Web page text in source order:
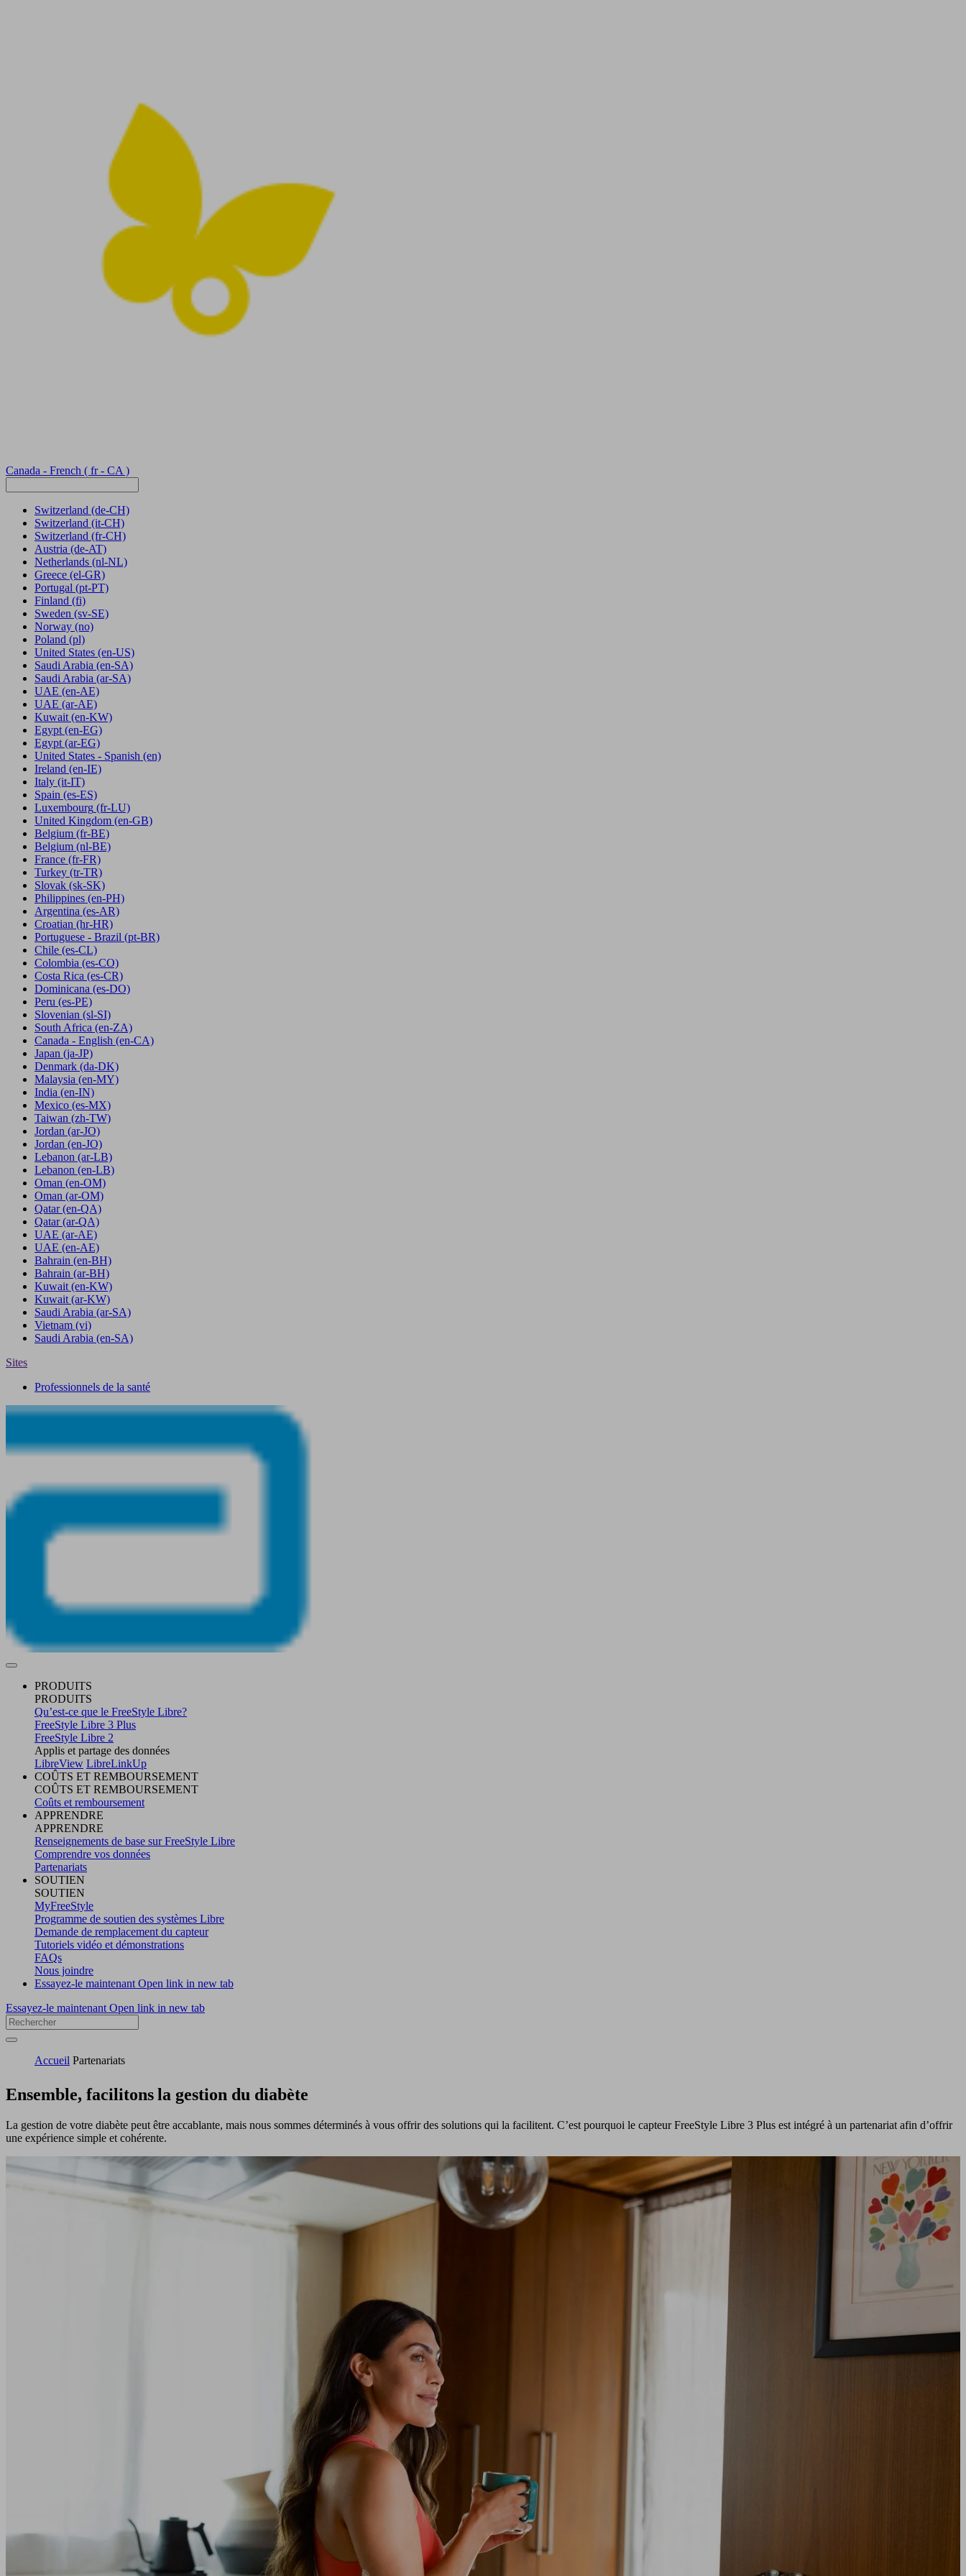
Canada - French ( fr - CA )
Switzerland (de-CH)
Switzerland (it-CH)
Switzerland (fr-CH)
Austria (de-AT)
Netherlands (nl-NL)
Greece (el-GR)
Portugal (pt-PT)
Finland (fi)
Sweden (sv-SE)
Norway (no)
Poland (pl)
United States (en-US)
Saudi Arabia (en-SA)
Saudi Arabia (ar-SA)
UAE (en-AE)
UAE (ar-AE)
Kuwait (en-KW)
Egypt (en-EG)
Egypt(ar-EG)
United States - Spanish (en)
Ireland (en-IE)
Italy (it-IT)
Spain (es-ES)
Luxembourg (fr-LU)
United Kingdom (en-GB)
Belgium (fr-BE)
Belgium (nl-BE)
France (fr-FR)
Turkey (tr-TR)
Slovak (sk-SK)
Philippines (en-PH)
Argentina (es-AR)
Croatian (hr-HR)
Portuguese - Brazil (pt-BR)
Chile (es-CL)
Colombia (es-CO)
Costa Rica (es-CR)
Dominicana (es-DO)
Peru (es-PE)
Slovenian (sl-SI)
South Africa (en-ZA)
Canada - English (en-CA)
Japan (ja-JP)
Denmark (da-DK)
Malaysia (en-MY)
India (en-IN)
Mexico (es-MX)
Taiwan (zh-TW)
Jordan (ar-JO)
Jordan (en-JO)
Lebanon (ar-LB)
Lebanon (en-LB)
Oman (en-OM)
Oman (ar-OM)
Qatar (en-QA)
Qatar (ar-QA)
UAE (ar-AE)
UAE (en-AE)
Bahrain (en-BH)
Bahrain (ar-BH)
Kuwait (en-KW)
Kuwait (ar-KW)
Saudi Arabia (ar-SA)
Vietnam (vi)
Saudi Arabia (en-SA)
Sites
Professionnels de la santé
PRODUITS
PRODUITS
Qu’est-ce que le FreeStyle Libre?
FreeStyle Libre 3 Plus
FreeStyle Libre 2
Applis et partage des données
LibreView LibreLinkUp
COÛTS ET REMBOURSEMENT
COÛTS ET REMBOURSEMENT
Coûts et remboursement
APPRENDRE
APPRENDRE
Renseignements de base sur FreeStyle Libre
Comprendre vos données
Partenariats
SOUTIEN
SOUTIEN
MyFreeStyle
Programme de soutien des systèmes Libre
Demande de remplacement du capteur
Tutoriels vidéo et démonstrations
FAQs
Nous joindre
Essayez-le maintenant Open link in new tab
Essayez-le maintenant Open link in new tab
Accueil Partenariats
Ensemble, facilitonsla gestion du diabète
La gestion de votre diabète peut être accablante, mais nous sommes déterminés à vous offrir des solutions qui la facilitent. C’est pourquoi le capteur FreeStyle Libre 3 Plus est intégré à un partenariat afin d’offrir
une expérience simple et cohérente.